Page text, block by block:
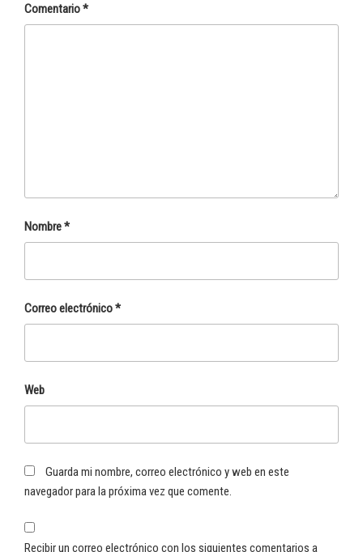
Comentario*
Nombre*
Correo electrónico*
Web
Guarda mi nombre, correo electrónico y web en este
navegador para la próxima vez que comente.
Recibir un correo electrónico con los siguientes comentarios a